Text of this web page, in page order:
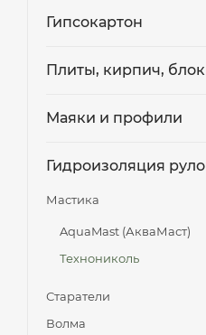
Гипсокартон
Плиты, кирпич,
Маяки и профили
Гидроизоляция
Мастика
AquaMast (АкваМаст)
Технониколь
Старатели
Волма